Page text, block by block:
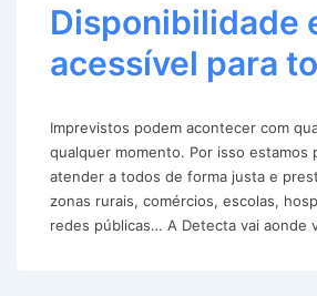
Disponibilidade
acessível para
Imprevistos podem acontecer com
qualquer momento. Por isso estamos
atender a todos de forma justa e
zonas rurais, comércios, escolas,
redes públicas… A Detecta vai aonde